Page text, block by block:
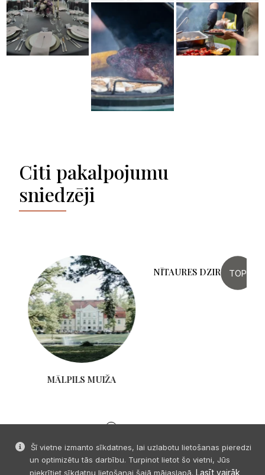
Citi pakalpojumu
sniedzēji
MĀLPILS MUIŽA
TOP
Šī vietne izmanto sīkdatnes, lai uzlabotu lietošanas pieredzi
un optimizētu tās darbību. Turpinot lietot šo vietni, Jūs
piekrītiet sīkdatņu lietošanai šajā mājaslapā. Lasīt vairāk